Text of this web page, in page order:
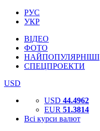
РУС
УКР
ВІДЕО
ФОТО
НАЙПОПУЛЯРНІШІ
СПЕЦПРОЕКТИ
USD
USD 44.4962
EUR 51.3814
Всі курси валют